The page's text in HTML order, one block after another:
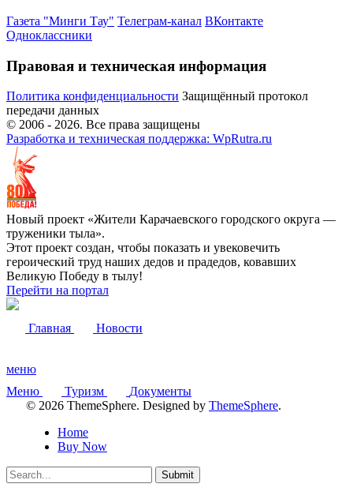
Газета "Минги Тау" Телеграм-канал ВКонтакте
Одноклассники
Правовая и техническая информация
Политика конфиденциальности Защищённый протокол
передачи данных
© 2006 - 2026. Все права защищены
Разработка и техническая поддержка: WpRutra.ru
Новый проект «Жители Карачаевского городского округа —
труженики тыла».
Этот проект создан, чтобы показать и увековечить
героический труд наших дедов и прадедов, ковавших
Великую Победу в тылу!
Перейти на портал
Главная Новости
меню
Меню
Туризм
Документы
© 2026 ThemeSphere. Designed by ThemeSphere.
Home
Buy Now
Submit